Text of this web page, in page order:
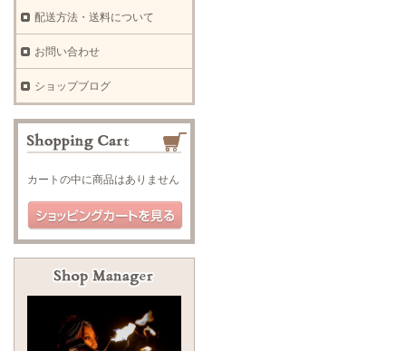
配送方法・送料について
お問い合わせ
ショップブログ
カートの中に商品はありません